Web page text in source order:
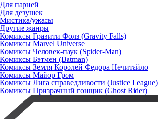
Для парней
Для девушек
Мистика/ужасы
Другие жанры
Комиксы Гравити Фолз (Gravity Falls)
Комиксы Marvel Universe
Комиксы Человек-паук (Spider-Man)
Комиксы Бэтмен (Batman)
Комиксы Земля Королей Федора Нечитайло
Комиксы Майор Гром
Комиксы Лига справедливости (Justice League)
Комиксы Призрачный гонщик (Ghost Rider)